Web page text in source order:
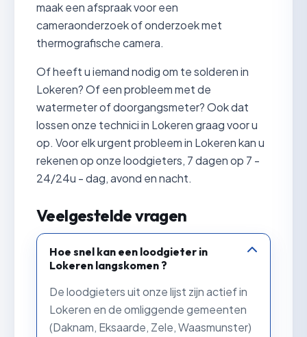
maak een afspraak voor een
cameraonderzoek of onderzoek met
thermografische camera.
Of heeft u iemand nodig om te solderen in
Lokeren? Of een probleem met de
watermeter of doorgangsmeter? Ook dat
lossen onze technici in Lokeren graag voor u
op. Voor elk urgent probleem in Lokeren kan u
rekenen op onze loodgieters, 7 dagen op 7 -
24/24u - dag, avond en nacht.
Veelgestelde vragen
Hoe snel kan een loodgieter in
Lokeren langskomen ?
De loodgieters uit onze lijst zijn actief in
Lokeren en de omliggende gemeenten
(Daknam, Eksaarde, Zele, Waasmunster)